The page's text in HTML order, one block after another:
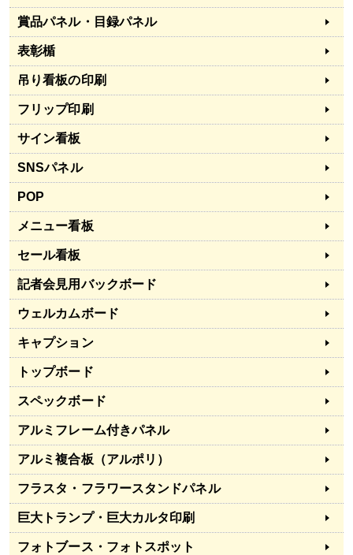
賞品パネル・目録パネル
表彰楯
吊り看板の印刷
フリップ印刷
サイン看板
SNSパネル
POP
メニュー看板
セール看板
記者会見用バックボード
ウェルカムボード
キャプション
トップボード
スペックボード
アルミフレーム付きパネル
アルミ複合板（アルポリ）
フラスタ・フラワースタンドパネル
巨大トランプ・巨大カルタ印刷
フォトブース・フォトスポット